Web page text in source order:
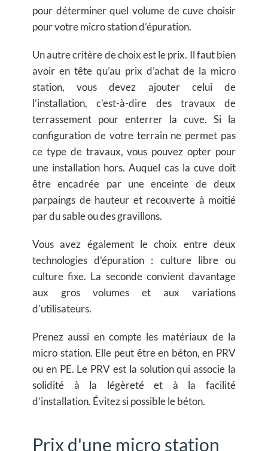
pour déterminer quel volume de cuve choisir
pour votre micro station d’épuration.
Un autre critère de choix est le prix. Il faut bien
avoir en tête qu’au prix d’achat de la micro
station, vous devez ajouter celui de
l’installation, c’est-à-dire des travaux de
terrassement pour enterrer la cuve. Si la
configuration de votre terrain ne permet pas
ce type de travaux, vous pouvez opter pour
une installation hors. Auquel cas la cuve doit
être encadrée par une enceinte de deux
parpaings de hauteur et recouverte à moitié
par du sable ou des gravillons.
Vous avez également le choix entre deux
technologies d’épuration : culture libre ou
culture fixe. La seconde convient davantage
aux gros volumes et aux variations
d’utilisateurs.
Prenez aussi en compte les matériaux de la
micro station. Elle peut être en béton, en PRV
ou en PE. Le PRV est la solution qui associe la
solidité à la légèreté et à la facilité
d’installation. Évitez si possible le béton.
Prix d'une micro station